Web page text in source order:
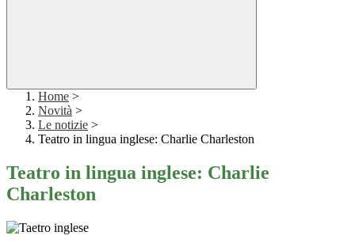
Home >
Novità >
Le notizie >
Teatro in lingua inglese: Charlie Charleston
Teatro in lingua inglese: Charlie
Charleston